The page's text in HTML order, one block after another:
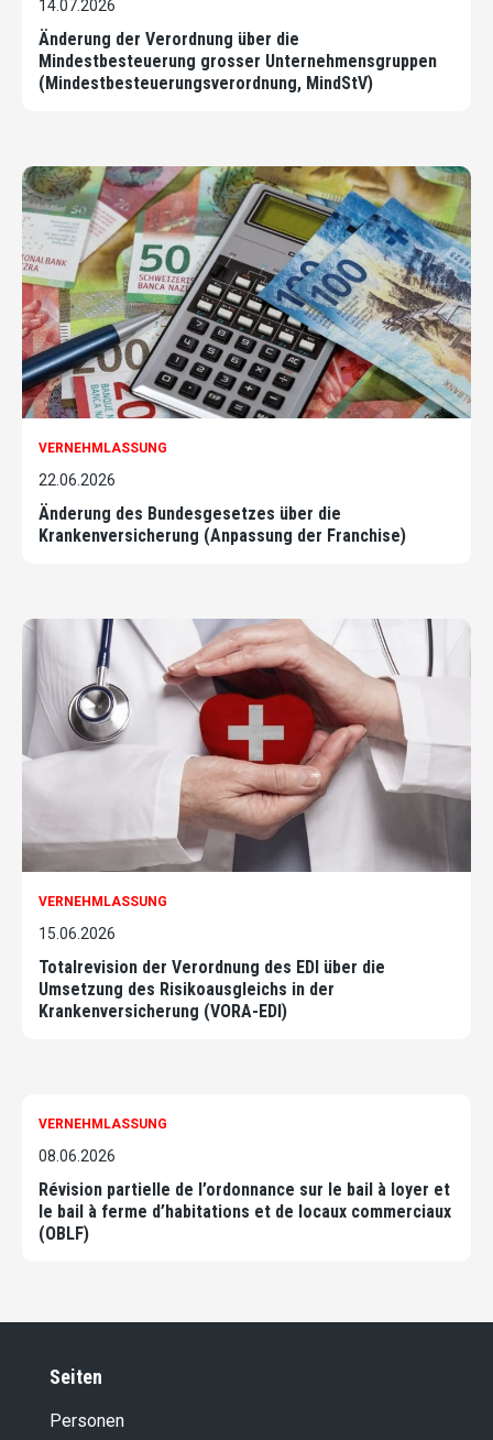
14.07.2026
Änderung der Verordnung über die
Mindestbesteuerung grosser Unternehmensgruppen
(Mindestbesteuerungsverordnung, MindStV)
VERNEHMLASSUNG
22.06.2026
Änderung des Bundesgesetzes über die
Krankenversicherung (Anpassung der Franchise)
VERNEHMLASSUNG
15.06.2026
Totalrevision der Verordnung des EDI über die
Umsetzung des Risikoausgleichs in der
Krankenversicherung (VORA-EDI)
VERNEHMLASSUNG
08.06.2026
Révision partielle de l’ordonnance sur le bail à loyer et
le bail à ferme d’habitations et de locaux commerciaux
(OBLF)
Seiten
Personen